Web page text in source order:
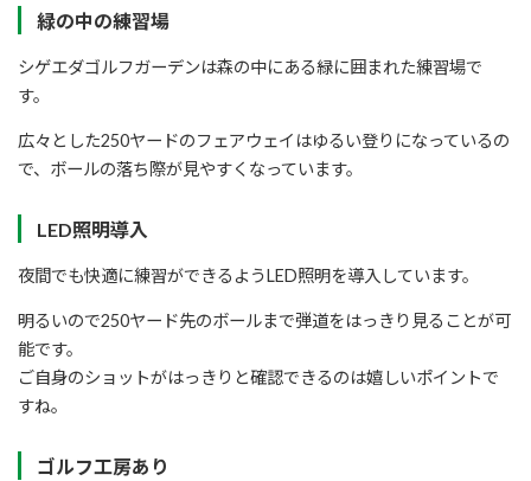
緑の中の練習場
シゲエダゴルフガーデンは森の中にある緑に囲まれた練習場で
す。
広々とした250ヤードのフェアウェイはゆるい登りになっているの
で、ボールの落ち際が見やすくなっています。
LED照明導入
夜間でも快適に練習ができるようLED照明を導入しています。
明るいので250ヤード先のボールまで弾道をはっきり見ることが可
能です。
ご自身のショットがはっきりと確認できるのは嬉しいポイントで
すね。
ゴルフ工房あり